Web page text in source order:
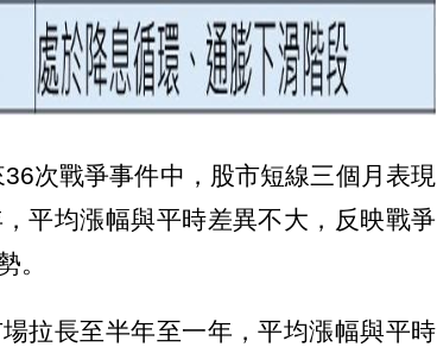
次戰爭事件中，股市短線三個月表現
平均漲幅與平時差異不大，反映戰爭
。
拉長至半年至一年，平均漲幅與平時